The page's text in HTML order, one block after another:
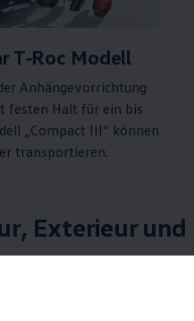
T‑Roc Modell
Anhängevorrichtung
festen Halt für ein bis
„Compact III“ können
transportieren.
Exterieur und